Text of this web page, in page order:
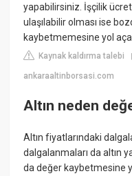
yapabilirsiniz. İşçilik
ulaşılabilir olması ise
kaybetmemesine yol
Kaynak kaldırma talebi
ankaraaltinborsasi.com
Altın neden
Altın fiyatlarındaki
dalgalanmaları da altın
da değer kaybetmesine